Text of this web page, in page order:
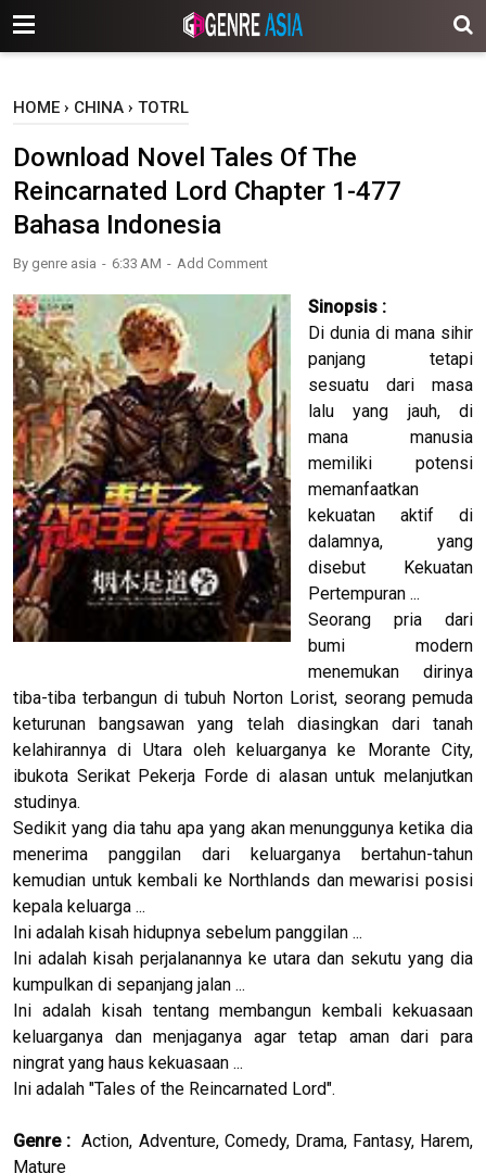
-->
HOME › CHINA › TOTRL
Download Novel Tales Of The
Reincarnated Lord Chapter 1-477
Bahasa Indonesia
By genre asia 6:33 AM Add Comment
Sinopsis :
Di dunia di mana sihir
panjang tetapi
sesuatu dari masa
lalu yang jauh, di
mana manusia
memiliki potensi
memanfaatkan
kekuatan aktif di
dalamnya, yang
disebut Kekuatan
Pertempuran ...
Seorang pria dari
bumi modern
menemukan dirinya
tiba-tiba terbangun di tubuh Norton Lorist, seorang pemuda
keturunan bangsawan yang telah diasingkan dari tanah
kelahirannya di Utara oleh keluarganya ke Morante City,
ibukota Serikat Pekerja Forde di alasan untuk melanjutkan
studinya.
Sedikit yang dia tahu apa yang akan menunggunya ketika dia
menerima panggilan dari keluarganya bertahun-tahun
kemudian untuk kembali ke Northlands dan mewarisi posisi
kepala keluarga ...
Ini adalah kisah hidupnya sebelum panggilan ...
Ini adalah kisah perjalanannya ke utara dan sekutu yang dia
kumpulkan di sepanjang jalan ...
Ini adalah kisah tentang membangun kembali kekuasaan
keluarganya dan menjaganya agar tetap aman dari para
ningrat yang haus kekuasaan ...
Ini adalah "Tales of the Reincarnated Lord".
Genre : Action, Adventure, Comedy, Drama, Fantasy, Harem,
Mature